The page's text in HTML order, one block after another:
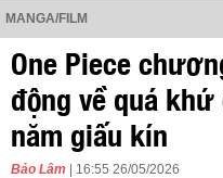
MANGA/FILM
One Piece
động về quá
năm giấu kín
Bảo Lâm | 16:55 26/05/2026